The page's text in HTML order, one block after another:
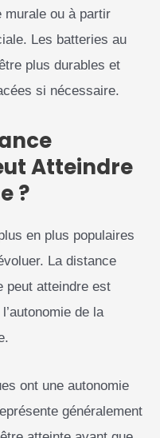
murale ou à partir
Les batteries au
plus durables et
si nécessaire.
Atteindre
?
en plus populaires
La distance
peut atteindre est
de la
ont une autonomie
généralement